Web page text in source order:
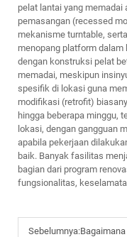
pelat lantai yang
pemasangan (recessed
mekanisme turntable,
menopang platform dalam
dengan konstruksi pelat
memadai, meskipun
spesifik di lokasi guna
modifikasi (retrofit)
hingga beberapa minggu,
lokasi, dengan gangguan
apabila pekerjaan
baik. Banyak fasilitas
bagian dari program
fungsionalitas,
Sebelumnya:Bagaimana Lift